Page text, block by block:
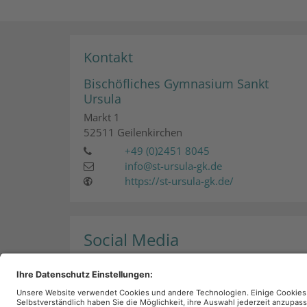
Kontakt
Bischöfliches Gymnasium Sankt
Ursula
Markt 1
52511 Geilenkirchen
+49 (0)2451 8045
info@st-ursula-gk.de
https://st-ursula-gk.de/
Social Media